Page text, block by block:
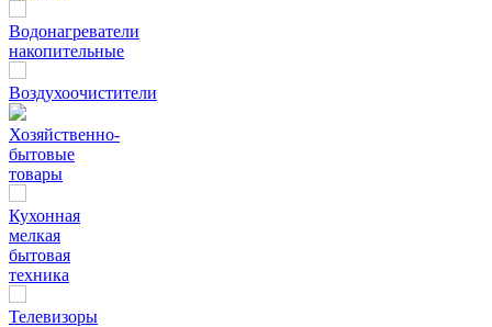
Водонагреватели
накопительные
Воздухоочистители
Хозяйственно-
бытовые
товары
Кухонная
мелкая
бытовая
техника
Телевизоры